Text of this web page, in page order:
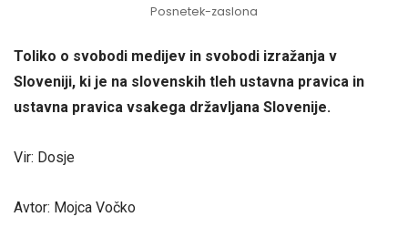
Posnetek-zaslona
Toliko o svobodi medijev in svobodi izražanja v
Sloveniji, ki je na slovenskih tleh ustavna pravica in
ustavna pravica vsakega državljana Slovenije.
Vir: Dosje
Avtor: Mojca Vočko